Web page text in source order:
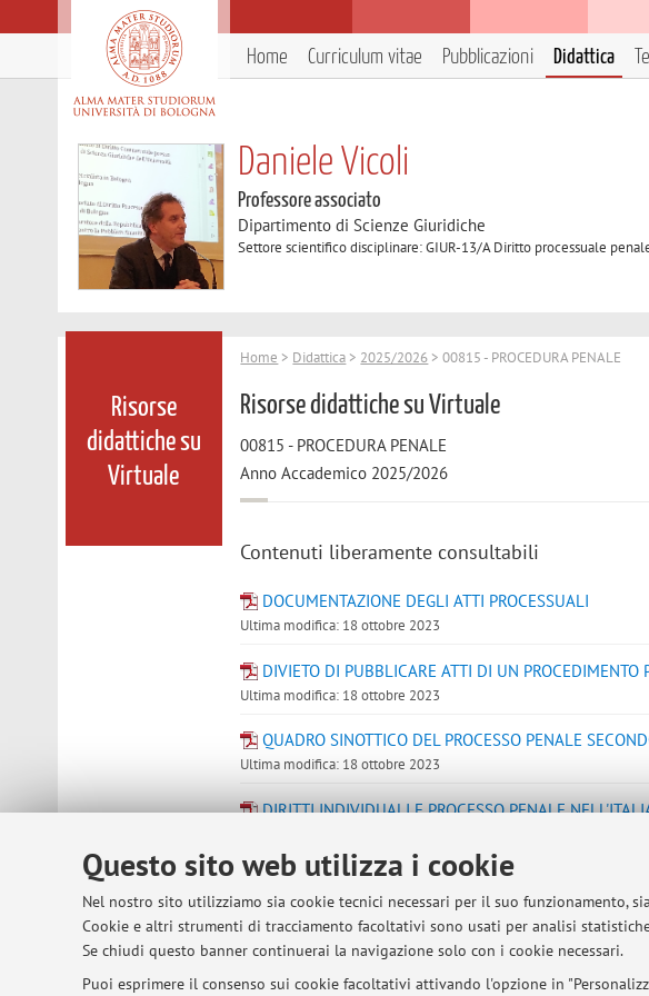
Questo sito web utilizza i cookie
Nel nostro sito utilizziamo sia cookie tecnici necessari per il suo
Cookie e altri strumenti di tracciamento facoltativi sono usati per analisi
Se chiudi questo banner continuerai la navigazione solo con i cookie necessari.
Puoi esprimere il consenso sui cookie facoltativi attivando l'opzione in
Home Curriculum vitae Pubblicazioni Didattica
Daniele Vicoli
Professore associato
Dipartimento di Scienze Giuridiche
Settore scientifico disciplinare: GIUR-13/A Diritto processuale
Risorse
didattiche su
Virtuale
Home > Didattica > 2025/2026 > 00815 - PROCEDURA PENALE
Risorse didattiche su Virtuale
00815 - PROCEDURA PENALE
Anno Accademico 2025/2026
Contenuti liberamente consultabili
DOCUMENTAZIONE DEGLI ATTI PROCESSUALI
Ultima modifica: 18 ottobre 2023
DIVIETO DI PUBBLICARE ATTI DI UN PROCEDIMENTO
Ultima modifica: 18 ottobre 2023
QUADRO SINOTTICO DEL PROCESSO PENALE
Ultima modifica: 18 ottobre 2023
DIRITTI INDIVIDUALI E PROCESSO PENALE
VICENDE DELLA RIFORMA PROCESSUALE PENALE IN
Ultima modifica: 18 ottobre 2023
Accedi a Virtuale